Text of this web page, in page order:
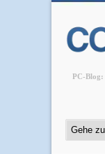
PC-Blog: